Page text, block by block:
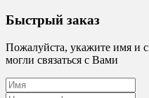
Быстрый заказ
Пожалуйста, укажите имя и
могли связаться с Вами